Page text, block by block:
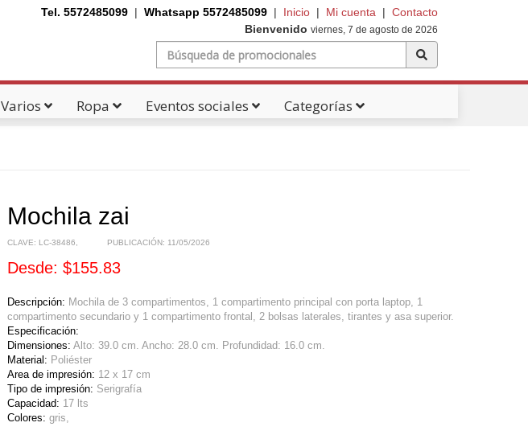
Tel. 5572485099 | Whatsapp 5572485099 | Inicio | Mi cuenta | Contacto
Bienvenido viernes, 7 de agosto de 2026
Varios Ropa Eventos sociales Categorías
Mochila zai
CLAVE: LC-38486 PUBLICACIÓN: 11/05/2026
Desde: $155.83
Descripción: Mochila de 3 compartimentos, 1 compartimento principal con porta laptop, 1
compartimento secundario y 1 compartimento frontal, 2 bolsas laterales, tirantes y asa superior.
Especificación:
Dimensiones: Alto: 39.0 cm. Ancho: 28.0 cm. Profundidad: 16.0 cm.
Material: Poliéster
Area de impresión: 12 x 17 cm
Tipo de impresión: Serigrafía
Capacidad: 17 lts
Colores: gris,